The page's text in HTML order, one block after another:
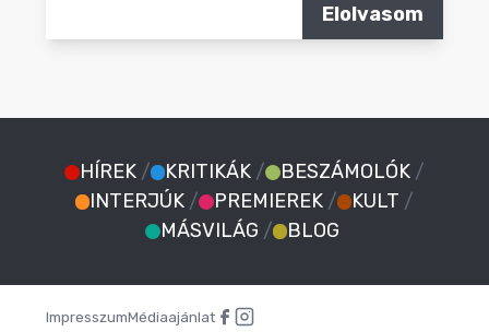
Elolvasom
HÍREK / KRITIKÁK / BESZÁMOLÓK /
INTERJÚK / PREMIEREK / KULT /
MÁSVILÁG / BLOG
ImpresszumMédiaajánlat